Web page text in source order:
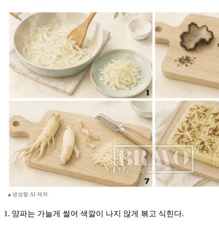
▲생성형 AI 제작
1. 양파는 가늘게 썰어 색깔이 나지 않게 볶고 식힌다.